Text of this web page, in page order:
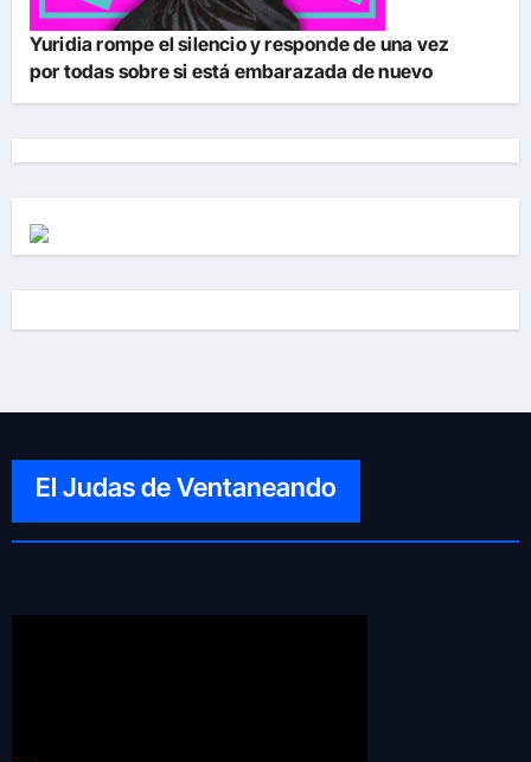
Yuridia rompe el silencio y responde de una vez
por todas sobre si está embarazada de nuevo
El Judas de Ventaneando